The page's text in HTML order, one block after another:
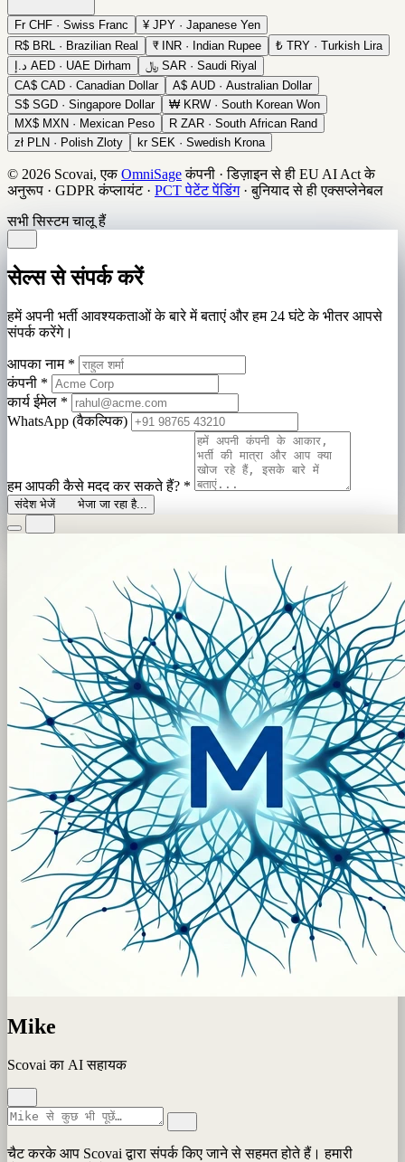
Fr CHF · Swiss Franc ¥ JPY · Japanese Yen
R$ BRL · Brazilian Real ₹ INR · Indian Rupee ₺ TRY · Turkish Lira
د.إ AED · UAE Dirham ﷼ SAR · Saudi Riyal
CA$ CAD · Canadian Dollar A$ AUD · Australian Dollar
S$ SGD · Singapore Dollar ₩ KRW · South Korean Won
MX$ MXN · Mexican Peso R ZAR · South African Rand
zł PLN · Polish Zloty kr SEK · Swedish Krona
© 2026 Scovai, एकOmniSageकंपनी · डिज़ाइन से ही EU AI Act के
अनुरूप · GDPR कंप्लायंट · PCT पेटेंट पेंडिंग · बुनियाद से ही एक्सप्लेनेबल
सभी सिस्टम चालू हैं
सेल्स से संपर्क करें
हमें अपनी भर्ती आवश्यकताओं के बारे में बताएं और हम 24 घंटे के भीतर आपसे
संपर्क करेंगे।
आपका नाम *
कंपनी *
कार्य ईमेल *
WhatsApp (वैकल्पिक)
हम आपकी कैसे मदद कर सकते हैं? *
संदेश भेजें भेजा जा रहा है...
Mike
Scovai का AI सहायक
चैट करके आप Scovai द्वारा संपर्क किए जाने से सहमत होते हैं। हमारी